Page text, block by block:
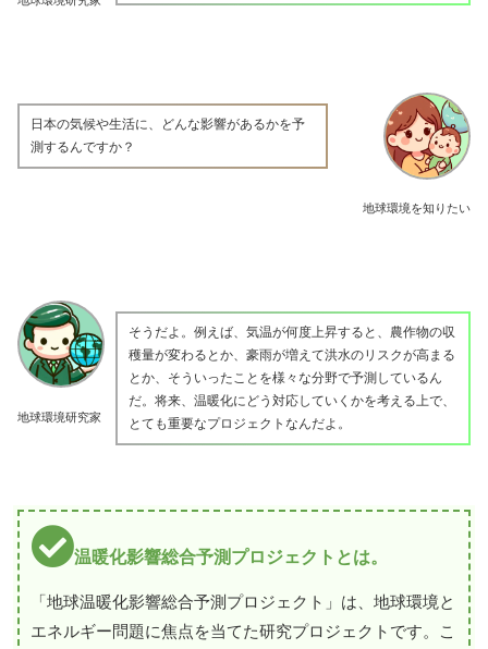
地球環境を知りたい
日本の気候や生活に、どんな影響があるかを予
測するんですか？
地球環境研究家
そうだよ。例えば、気温が何度上昇すると、農作物の収
穫量が変わるとか、豪雨が増えて洪水のリスクが高まる
とか、そういったことを様々な分野で予測しているん
だ。将来、温暖化にどう対応していくかを考える上で、
とても重要なプロジェクトなんだよ。
温暖化影響総合予測プロジェクトとは。
「地球温暖化影響総合予測プロジェクト」は、地球環境と
エネルギー問題に焦点を当てた研究プロジェクトです。こ